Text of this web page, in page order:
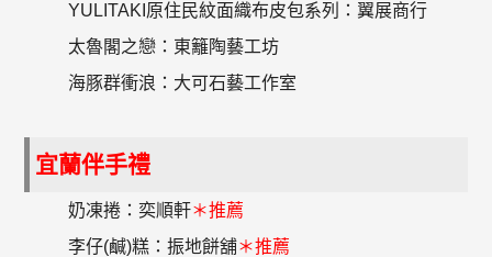
YULITAKI原住民紋面織布皮包系列：翼展商行
太魯閣之戀：東籬陶藝工坊
海豚群衝浪：大可石藝工作室
宜蘭伴手禮
奶凍捲：奕順軒＊推薦
李仔(鹹)糕：振地餅舖＊推薦